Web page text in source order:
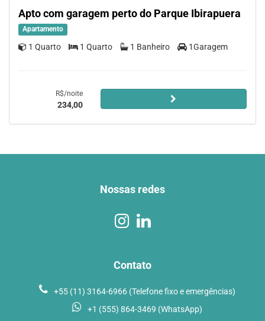
Apto com garagem perto do Parque Ibirapuera
Apartamento
1 Quarto 1 Quarto 1 Banheiro 1Garagem
R$/noite
234,00
Nossas redes
Contato
+55 (11) 3164-6966 (Telefone fixo e emergências)
+1 (555) 864-3469 (WhatsApp)